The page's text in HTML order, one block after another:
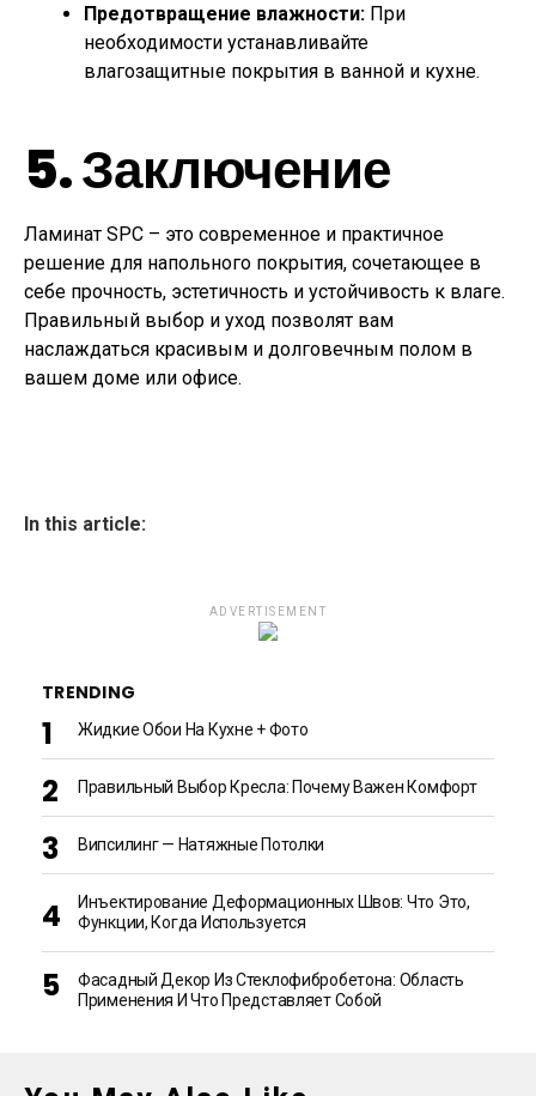
Предотвращение влажности: При
необходимости устанавливайте
влагозащитные покрытия в ванной и кухне.
5. Заключение
Ламинат SPC – это современное и практичное
решение для напольного покрытия, сочетающее в
себе прочность, эстетичность и устойчивость к влаге.
Правильный выбор и уход позволят вам
наслаждаться красивым и долговечным полом в
вашем доме или офисе.
In this article:
ADVERTISEMENT
TRENDING
Жидкие Обои На Кухне + Фото
Правильный Выбор Кресла: Почему Важен Комфорт
Випсилинг — Натяжные Потолки
Инъектирование Деформационных Швов: Что Это,
Функции, Когда Используется
Фасадный Декор Из Стеклофибробетона: Область
Применения И Что Представляет Собой